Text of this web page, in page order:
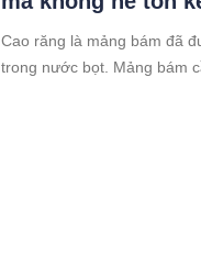
Cao răng là mảng bám đã
trong nước bọt. Mảng bám